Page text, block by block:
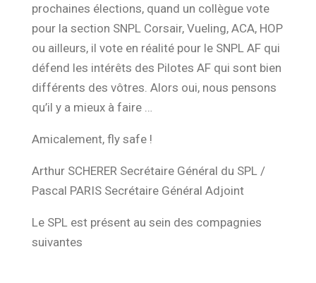
prochaines élections, quand un collègue vote
pour la section SNPL Corsair, Vueling, ACA, HOP
ou ailleurs, il vote en réalité pour le SNPL AF qui
défend les intérêts des Pilotes AF qui sont bien
différents des vôtres. Alors oui, nous pensons
qu’il y a mieux à faire …
Amicalement, fly safe !
Arthur SCHERER Secrétaire Général du SPL /
Pascal PARIS Secrétaire Général Adjoint
Le SPL est présent au sein des compagnies
suivantes